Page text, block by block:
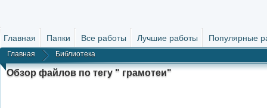
Главная Папки Все работы Лучшие работы Популярные
Главная Библиотека
Обзор файлов по тегу " грамотеи"